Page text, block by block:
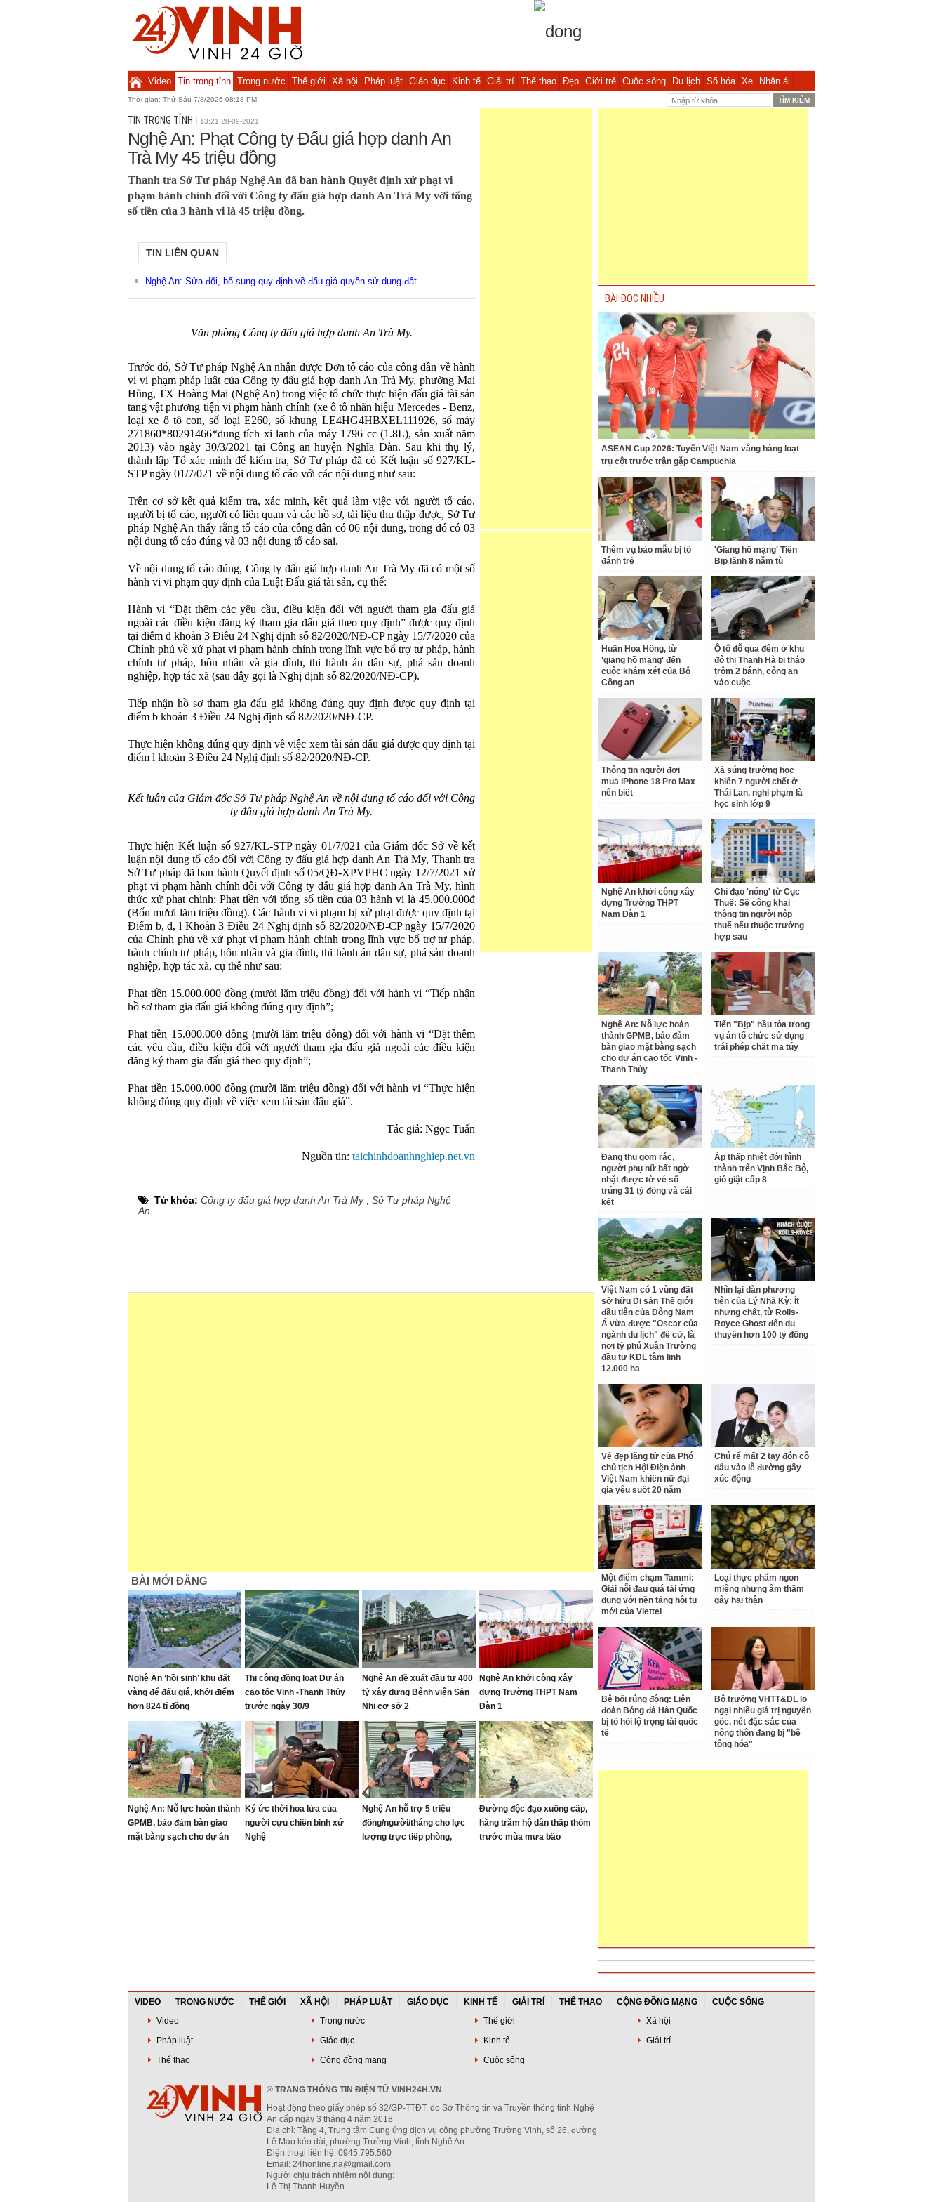
Video Tin trong tỉnh Trong nước Thế giới Xã hội Pháp luật Giáo dục Kinh tế Giải trí Thể thao Đẹp Giới trẻ Cuộc sống Du lịch Số hóa Xe Nhân ái
Thời gian: Thứ Sáu 7/8/2026 08:18 PM
TIN TRONG TỈNH 13:21 28-09-2021
Nghệ An: Phạt Công ty Đấu giá hợp danh An
Trà My 45 triệu đồng
Thanh tra Sở Tư pháp Nghệ An đã ban hành Quyết định xử phạt vi
phạm hành chính đối với Công ty đấu giá hợp danh An Trà My với tổng
số tiền của 3 hành vi là 45 triệu đồng.
TIN LIÊN QUAN
Nghệ An: Sửa đổi, bổ sung quy định về đấu giá quyền sử dụng đất
Văn phòng Công ty đấu giá hợp danh An Trà My.
Trước đó, Sở Tư pháp Nghệ An nhận được Đơn tố cáo của công dân về hành
vi vi phạm pháp luật của Công ty đấu giá hợp danh An Trà My, phường Mai
Hùng, TX Hoàng Mai (Nghệ An) trong việc tổ chức thực hiện đấu giá tài sản
tang vật phương tiện vi phạm hành chính (xe ô tô nhãn hiệu Mercedes - Benz,
loại xe ô tô con, số loại E260, số khung LE4HG4HBXEL111926, số máy
271860*80291466*dung tích xi lanh của máy 1796 cc (1.8L), sản xuất năm
2013) vào ngày 30/3/2021 tại Công an huyện Nghĩa Đàn. Sau khi thụ lý,
thành lập Tổ xác minh để kiểm tra, Sở Tư pháp đã có Kết luận số 927/KL-
STP ngày 01/7/021 về nội dung tố cáo với các nội dung như sau:
Trên cơ sở kết quả kiểm tra, xác minh, kết quả làm việc với người tố cáo,
người bị tố cáo, người có liên quan và các hồ sơ, tài liệu thu thập được, Sở Tư
pháp Nghệ An thấy rằng tố cáo của công dân có 06 nội dung, trong đó có 03
nội dung tố cáo đúng và 03 nội dung tố cáo sai.
Về nội dung tố cáo đúng, Công ty đấu giá hợp danh An Trà My đã có một số
hành vi vi phạm quy định của Luật Đấu giá tài sản, cụ thể:
Hành vi “Đặt thêm các yêu cầu, điều kiện đối với người tham gia đấu giá
ngoài các điều kiện đăng ký tham gia đấu giá theo quy định” được quy định
tại điểm đ khoản 3 Điều 24 Nghị định số 82/2020/NĐ-CP ngày 15/7/2020 của
Chính phủ về xử phạt vi phạm hành chính trong lĩnh vực bổ trợ tư pháp, hành
chính tư pháp, hôn nhân và gia đình, thi hành án dân sự, phá sản doanh
nghiệp, hợp tác xã (sau đây gọi là Nghị định số 82/2020/NĐ-CP).
Tiếp nhận hồ sơ tham gia đấu giá không đúng quy định được quy định tại
điểm b khoản 3 Điều 24 Nghị định số 82/2020/NĐ-CP.
Thực hiện không đúng quy định về việc xem tài sản đấu giá được quy định tại
điểm l khoản 3 Điều 24 Nghị định số 82/2020/NĐ-CP.
Kết luận của Giám đốc Sở Tư pháp Nghệ An về nội dung tố cáo đối với Công
ty đấu giá hợp danh An Trà My.
Thực hiện Kết luận số 927/KL-STP ngày 01/7/021 của Giám đốc Sở về kết
luận nội dung tố cáo đối với Công ty đấu giá hợp danh An Trà My, Thanh tra
Sở Tư pháp đã ban hành Quyết định số 05/QĐ-XPVPHC ngày 12/7/2021 xử
phạt vi phạm hành chính đối với Công ty đấu giá hợp danh An Trà My, hình
thức xử phạt chính: Phạt tiền với tổng số tiền của 03 hành vi là 45.000.000đ
(Bốn mươi lăm triệu đồng). Các hành vi vi phạm bị xử phạt được quy định tại
Điểm b, đ, l Khoản 3 Điều 24 Nghị định số 82/2020/NĐ-CP ngày 15/7/2020
của Chính phủ về xử phạt vi phạm hành chính trong lĩnh vực bổ trợ tư pháp,
hành chính tư pháp, hôn nhân và gia đình, thi hành án dân sự, phá sản doanh
nghiệp, hợp tác xã, cụ thể như sau:
Phạt tiền 15.000.000 đồng (mười lăm triệu đồng) đối với hành vi “Tiếp nhận
hồ sơ tham gia đấu giá không đúng quy định”;
Phạt tiền 15.000.000 đồng (mười lăm triệu đồng) đối với hành vi “Đặt thêm
các yêu cầu, điều kiện đối với người tham gia đấu giá ngoài các điều kiện
đăng ký tham gia đấu giá theo quy định”;
Phạt tiền 15.000.000 đồng (mười lăm triệu đồng) đối với hành vi “Thực hiện
không đúng quy định về việc xem tài sản đấu giá”.
Tác giả: Ngọc Tuấn
Nguồn tin: taichinhdoanhnghiep.net.vn
Từ khóa: Công ty đấu giá hợp danh An Trà My, Sở Tư pháp Nghệ
An
BÀI MỚI ĐĂNG
Nghệ An ‘hồi sinh’ khu đất
vàng để đấu giá, khởi điểm
hơn 824 tỉ đồng
Thi công đồng loạt Dự án
cao tốc Vinh -Thanh Thủy
trước ngày 30/9
Nghệ An đề xuất đầu tư 400
tỷ xây dựng Bệnh viện Sản
Nhi cơ sở 2
Nghệ An khởi công xây
dựng Trường THPT Nam
Đàn 1
Nghệ An: Nỗ lực hoàn thành
GPMB, bảo đảm bàn giao
mặt bằng sạch cho dự án
Ký ức thời hoa lửa của
người cựu chiến binh xứ
Nghệ
Nghệ An hỗ trợ 5 triệu
đồng/người/tháng cho lực
lượng trực tiếp phòng,
Đường độc đạo xuống cấp,
hàng trăm hộ dân thấp thỏm
trước mùa mưa bão
BÀI ĐỌC NHIỀU
ASEAN Cup 2026: Tuyển Việt Nam vắng hàng loạt
trụ cột trước trận gặp Campuchia
Thêm vụ bảo mẫu bị tố
đánh trẻ
'Giang hồ mạng' Tiến
Bịp lãnh 8 năm tù
Huấn Hoa Hồng, từ
'giang hồ mạng' đến
cuộc khám xét của Bộ
Công an
Ô tô đỗ qua đêm ở khu
đô thị Thanh Hà bị tháo
trộm 2 bánh, công an
vào cuộc
Thông tin người đợi
mua iPhone 18 Pro Max
nên biết
Xả súng trường học
khiến 7 người chết ở
Thái Lan, nghi phạm là
học sinh lớp 9
Nghệ An khởi công xây
dựng Trường THPT
Nam Đàn 1
Chỉ đạo 'nóng' từ Cục
Thuế: Sẽ công khai
thông tin người nộp
thuế nếu thuộc trường
hợp sau
Nghệ An: Nỗ lực hoàn
thành GPMB, bảo đảm
bàn giao mặt bằng sạch
cho dự án cao tốc Vinh -
Thanh Thủy
Tiến "Bịp" hầu tòa trong
vụ án tổ chức sử dụng
trái phép chất ma túy
Đang thu gom rác,
người phụ nữ bất ngờ
nhặt được tờ vé số
trúng 31 tỷ đồng và cái
kết
Áp thấp nhiệt đới hình
thành trên Vịnh Bắc Bộ,
gió giật cấp 8
Việt Nam có 1 vùng đất
sở hữu Di sản Thế giới
đầu tiên của Đông Nam
Á vừa được "Oscar của
ngành du lịch" đề cử, là
nơi tỷ phú Xuân Trường
đầu tư KDL tâm linh
12.000 ha
Nhìn lại dàn phương
tiện của Lý Nhã Kỳ: Ít
nhưng chất, từ Rolls-
Royce Ghost đến du
thuyền hơn 100 tỷ đồng
Vẻ đẹp lãng tử của Phó
chủ tịch Hội Điện ảnh
Việt Nam khiến nữ đại
gia yêu suốt 20 năm
Chú rể mất 2 tay đón cô
dâu vào lễ đường gây
xúc động
Một điểm chạm Tammi:
Giải nỗi đau quá tải ứng
dụng với nền tảng hội tụ
mới của Viettel
Loại thực phẩm ngon
miệng nhưng âm thầm
gây hại thận
Bê bối rúng động: Liên
đoàn Bóng đá Hàn Quốc
bị tố hối lộ trọng tài quốc
tế
Bộ trưởng VHTT&DL lo
ngại nhiều giá trị nguyên
gốc, nét đặc sắc của
nông thôn đang bị "bê
tông hóa"
VIDEO TRONG NƯỚC THẾ GIỚI XÃ HỘI PHÁP LUẬT GIÁO DỤC KINH TẾ GIẢI TRÍ THỂ THAO CỘNG ĐỒNG MẠNG
CUỘC SỐNG
Video
Trong nước Thế giới
Xã hội
Pháp luật
Giáo dục Kinh tế
Giải trí
Thể thao
Cộng đồng mạng Cuộc sống
® TRANG THÔNG TIN ĐIỆN TỬ VINH24H.VN
Hoạt động theo giấy phép số 32/GP-TTĐT, do Sở Thông tin và Truyền thông tỉnh Nghệ
An cấp ngày 3 tháng 4 năm 2018
Địa chỉ: Tầng 4, Trung tâm Cung ứng dịch vụ công phường Trường Vinh, số 26, đường
Lê Mao kéo dài, phường Trường Vinh, tỉnh Nghệ An
Điện thoại liên hệ: 0945.795.560
Email: 24honline.na@gmail.com
Người chịu trách nhiệm nội dung:
Lê Thị Thanh Huyền